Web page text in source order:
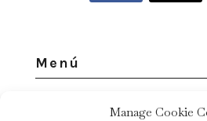
Manage Cookie
Menú